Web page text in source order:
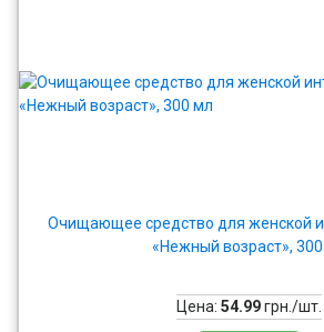
Очищающее средство для женской
«Нежный возраст»,
Цена: 54.99грн./шт.